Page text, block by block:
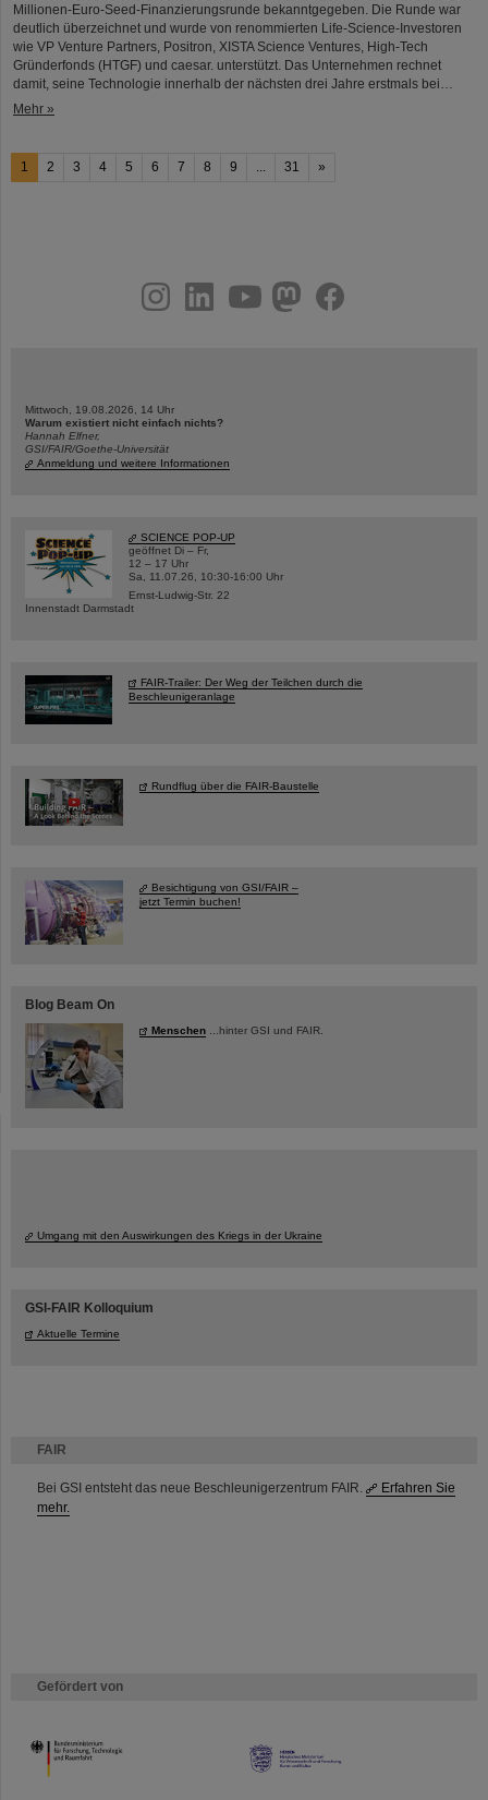
FAIR
Bei GSI entsteht das neue Beschleunigerzentrum FAIR.
Erfahren Sie
mehr.
Gefördert von
HMWK
Millionen-Euro-Seed-Finanzierungsrunde bekanntgegeben. Die Runde war
deutlich überzeichnet und wurde von renommierten Life-Science-Investoren
wie VP Venture Partners, Positron, XISTA Science Ventures, High-Tech
Gründerfonds (HTGF) und caesar. unterstützt. Das Unternehmen rechnet
damit, seine Technologie innerhalb der nächsten drei Jahre erstmals bei…
Mehr »
1 2 3 4 5 6 7 8 9 31 »
youtubehelmholtz.socialfacebook
Mittwoch, 19.08.2026, 14 Uhr
Warum existiert nicht einfach nichts?
Hannah Elfner,
GSI/FAIR/Goethe-Universität
Anmeldung und weitere Informationen
SCIENCE POP-UP
geöffnet Di – Fr,
12 – 17 Uhr
Sa, 11.07.26, 10:30-16:00 Uhr
Ernst-Ludwig-Str. 22
Innenstadt Darmstadt
FAIR-Trailer: Der Weg der Teilchen durch die
Beschleunigeranlage
Rundflug über die FAIR-Baustelle
Besichtigung von GSI/FAIR –
jetzt Termin buchen!
Blog Beam On
Menschen ...hinter GSI und FAIR.
Umgang mit den Auswirkungen des Kriegs in der Ukraine
GSI-FAIR Kolloquium
Aktuelle Termine